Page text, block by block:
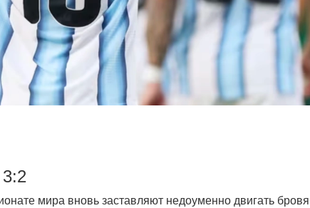
мира вновь заставляют недоуменно двигать